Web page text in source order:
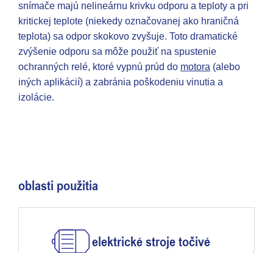
snímače majú nelineárnu krivku odporu a teploty a pri
kritickej teplote (niekedy označovanej ako hraničná
teplota) sa odpor skokovo zvyšuje. Toto dramatické
zvýšenie odporu sa môže použiť na spustenie
ochranných relé, ktoré vypnú prúd do motora (alebo
iných aplikácií) a zabránia poškodeniu vinutia a
izolácie.
oblasti použitia
elektrické stroje točivé